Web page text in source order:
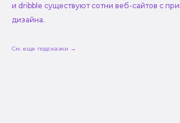
и dribble существуют сотни веб-сайтов с
дизайна.
См. еще подсказки →